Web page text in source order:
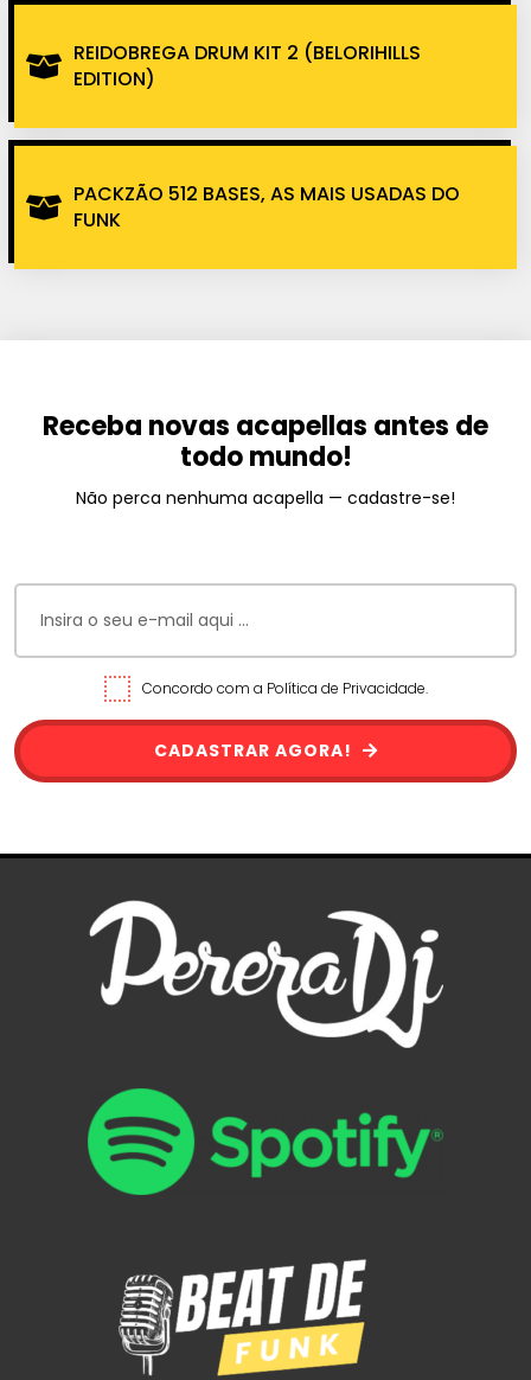
REIDOBREGA DRUM KIT 2 (BELORIHILLS
EDITION)
PACKZÃO 512 BASES, AS MAIS USADAS DO
FUNK
Receba novas acapellas antes de
todo mundo!
Não perca nenhuma acapella — cadastre-se!
Concordo com a Política de Privacidade.
CADASTRAR AGORA!